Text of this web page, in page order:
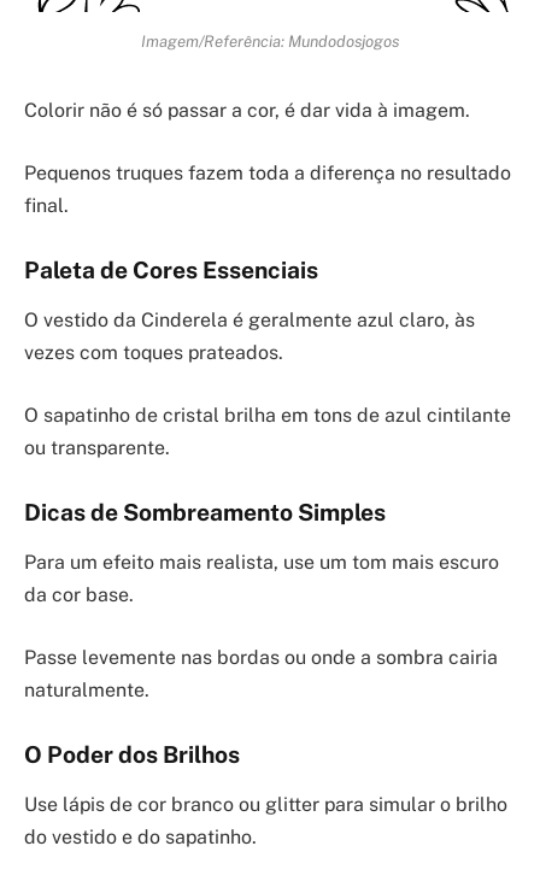
Imagem/Referência: Mundodosjogos
Colorir não é só passar a cor, é dar vida à imagem.
Pequenos truques fazem toda a diferença no resultado
final.
Paleta de Cores Essenciais
O vestido da Cinderela é geralmente azul claro, às
vezes com toques prateados.
O sapatinho de cristal brilha em tons de azul cintilante
ou transparente.
Dicas de Sombreamento Simples
Para um efeito mais realista, use um tom mais escuro
da cor base.
Passe levemente nas bordas ou onde a sombra cairia
naturalmente.
O Poder dos Brilhos
Use lápis de cor branco ou glitter para simular o brilho
do vestido e do sapatinho.